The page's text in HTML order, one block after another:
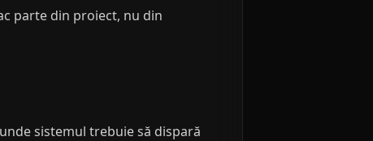
parte din proiect, nu din
sistemul trebuie să dispară